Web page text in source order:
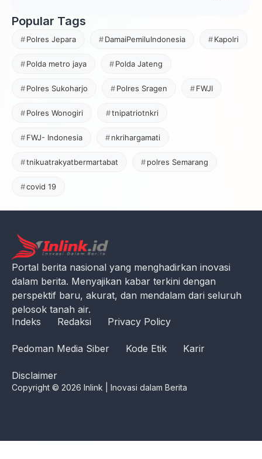
Popular Tags
Polres Jepara DamaiPemiluIndonesia Kapolri
Polda metro jaya Polda Jateng
Polres Sukoharjo Polres Sragen FWJI
Polres Wonogiri tnipatriotnkri
FWJ- Indonesia nkrihargamati
tnikuatrakyatbermartabat polres Semarang
covid 19
Portal berita nasional yang menghadirkan inovasi
dalam berita. Menyajikan kabar terkini dengan
perspektif baru, akurat, dan mendalam dari seluruh
pelosok tanah air.
Indeks
Redaksi Privacy Policy
Pedoman Media Siber Kode Etik Karir
Disclaimer
Copyright © 2026 Inlink | Inovasi dalam Berita